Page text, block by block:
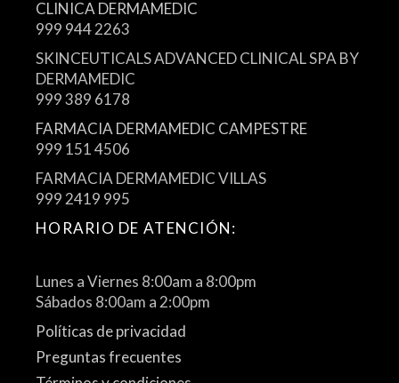
CLINICA DERMAMEDIC
999 944 2263
SKINCEUTICALS ADVANCED CLINICAL SPA BY
DERMAMEDIC
999 389 6178
FARMACIA DERMAMEDIC CAMPESTRE
999 151 4506
FARMACIA DERMAMEDIC VILLAS
999 2419 995
HORARIO DE ATENCIÓN:
Lunes a Viernes 8:00am a 8:00pm
Sábados 8:00am a 2:00pm
Políticas de privacidad
Preguntas frecuentes